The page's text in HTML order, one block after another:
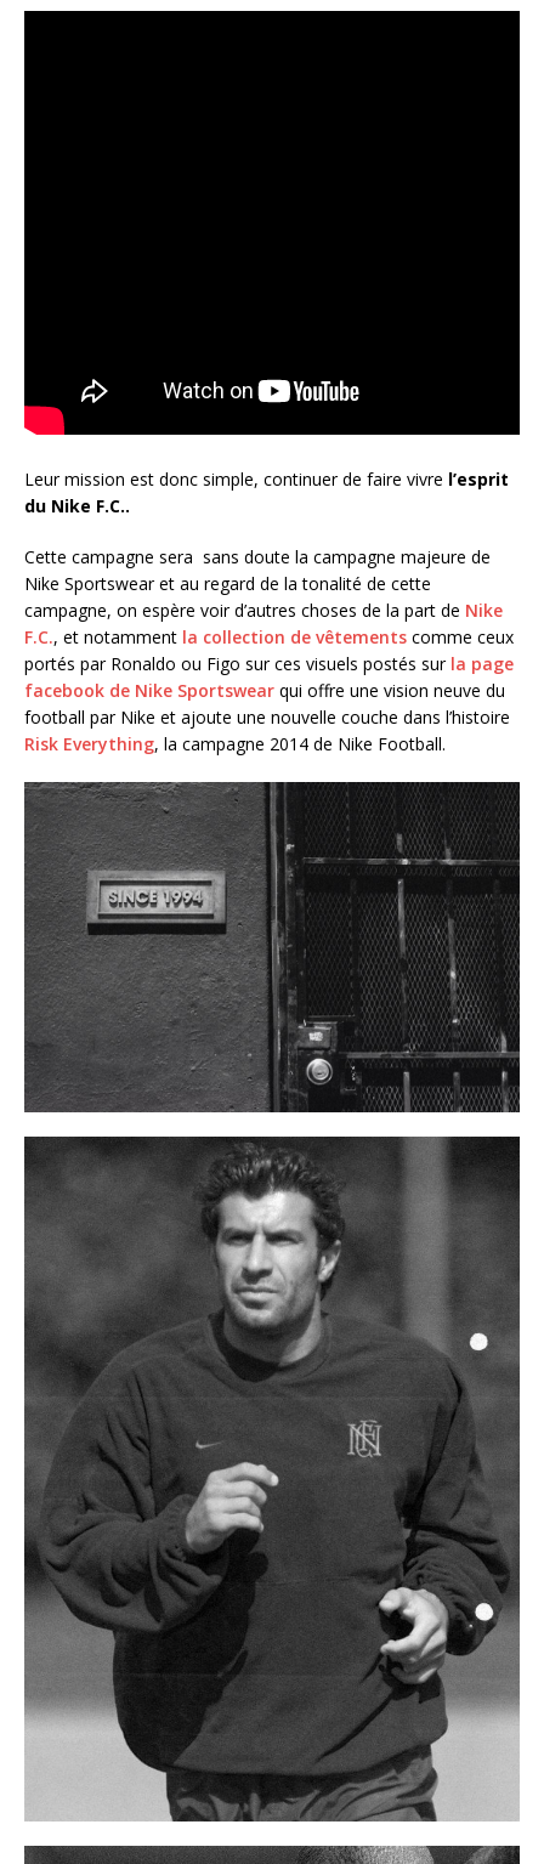
Leur mission est donc simple, continuer de faire vivre l’esprit
du Nike F.C..
Cette campagne sera sans doute la campagne majeure de
Nike Sportswear et au regard de la tonalité de cette
campagne, on espère voir d’autres choses de la part de Nike
F.C., et notamment la collection de vêtements comme ceux
portés par Ronaldo ou Figo sur ces visuels postés sur la page
facebook de Nike Sportswear qui offre une vision neuve du
football par Nike et ajoute une nouvelle couche dans l’histoire
Risk Everything, la campagne 2014 de Nike Football.